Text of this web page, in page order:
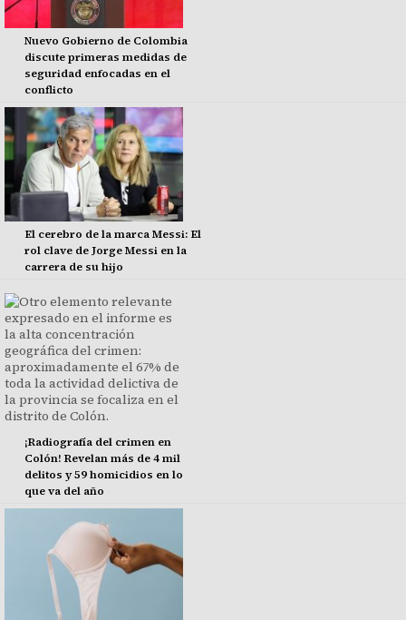
Nuevo Gobierno de Colombia
discute primeras medidas de
seguridad enfocadas en el
conflicto
El cerebro de la marca Messi: El
rol clave de Jorge Messi en la
carrera de su hijo
¡Radiografía del crimen en
Colón! Revelan más de 4 mil
delitos y 59 homicidios en lo
que va del año